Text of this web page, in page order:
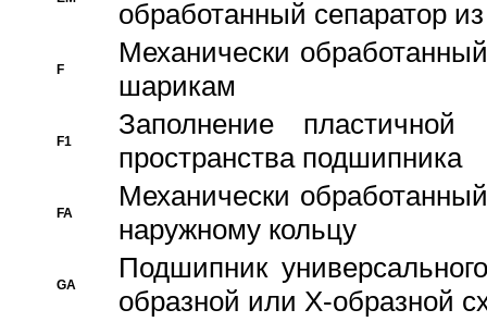
обработанный сепаратор
F
Механически
шарикам
F1
Заполнение
пространства подшипника
FA
Механически
наружному кольцу
GA
Подшипник
образной или Х-образной